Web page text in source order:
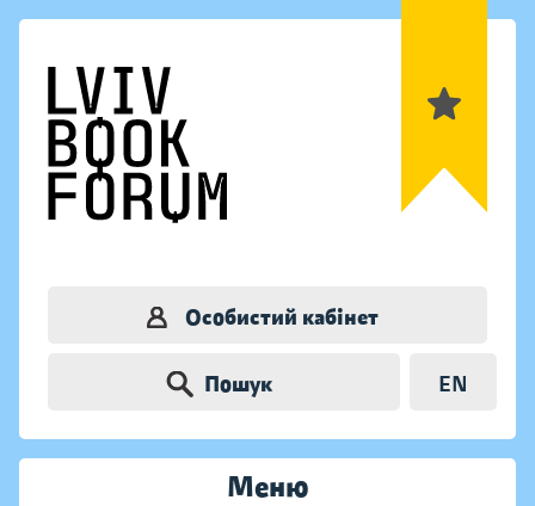
Особистий кабінет
Пошук EN
Меню